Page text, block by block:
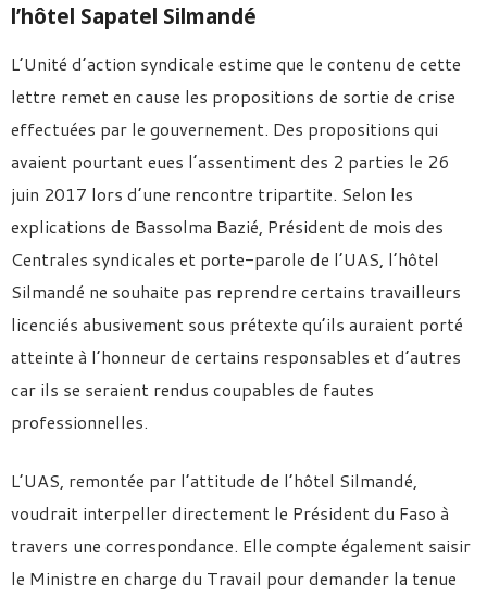
l’hôtel Sapatel Silmandé
L’Unité d’action syndicale estime que le contenu de cette
lettre remet en cause les propositions de sortie de crise
effectuées par le gouvernement. Des propositions qui
avaient pourtant eues l’assentiment des 2 parties le 26
juin 2017 lors d’une rencontre tripartite. Selon les
explications de Bassolma Bazié, Président de mois des
Centrales syndicales et porte-parole de l’UAS, l’hôtel
Silmandé ne souhaite pas reprendre certains travailleurs
licenciés abusivement sous prétexte qu’ils auraient porté
atteinte à l’honneur de certains responsables et d’autres
car ils se seraient rendus coupables de fautes
professionnelles.
L’UAS, remontée par l’attitude de l’hôtel Silmandé,
voudrait interpeller directement le Président du Faso à
travers une correspondance. Elle compte également saisir
le Ministre en charge du Travail pour demander la tenue